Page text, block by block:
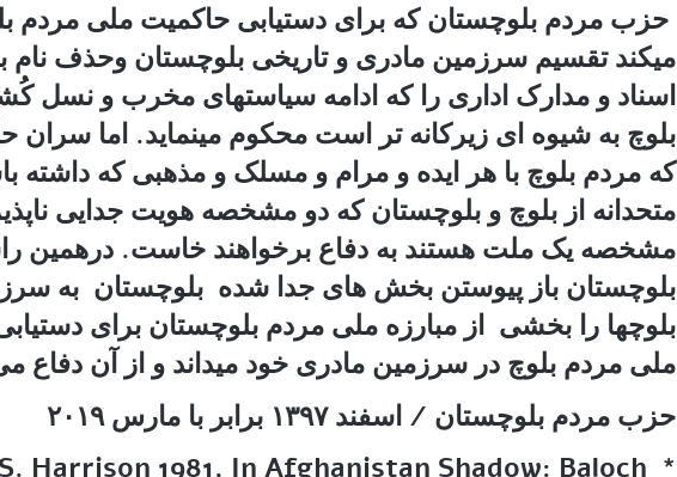
حزب مردم بلوچستان که برای دستیابی حاکمیت ملی مردم
میکند تقسیم سرزمین مادری و تاریخی بلوچستان وحذف نام
اسناد و مدارک اداری را که ادامه سیاستھای مخرب و نسل
بلوچ به شیوه ای زیرکانه تر است محکوم مینماید. اما سران
که مردم بلوچ با ھر ایده و مرام و مسلک و مذھبی که داشته
متحدانه از بلوچ و بلوچستان که دو مشخصه ھویت جدایی
مشخصه یک ملت هستند به دفاع برخواھند خاست. درهمین
بلوچستان باز پیوستن بخش ھای جدا شده بلوچستان به
بلوچها را بخشی از مبارزه ملی مردم بلوچستان برای
ملی مردم بلوچ در سرزمین مادری خود میداند و از آن دفاع
حزب مردم بلوچستان / اسفند ۱۳۹۷ برابر با مارس ۲۰۱۹
S. Harrison 1981, In Afghanistan Shadow: Baloch